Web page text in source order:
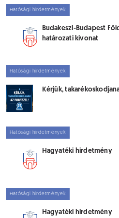
Hatósági hirdetmények
Budakeszi-Budapest
határozati kivonat
Hatósági hirdetmények
Kérjük,
Hatósági hirdetmények
Hagyatéki hirdetmény
Hatósági hirdetmények
Hagyatéki hirdetmény